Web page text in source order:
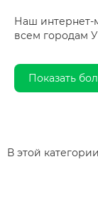
Наш интернет-
всем городам
Показать
В этой